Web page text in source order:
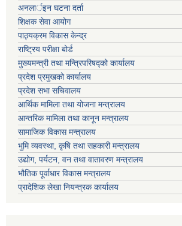
अनलार्इन घटना दर्ता
शिक्षक सेवा आयोग
पाठ्यक्रम विकास केन्द्र
राष्ट्रिय परीक्षा बोर्ड
मुख्यमन्त्री तथा मन्त्रिपरिषद्को कार्यालय
प्रदेश प्रमुखको कार्यालय
प्रदेश सभा सचिवालय
आर्थिक मामिला तथा योजना मन्त्रालय
आन्तरिक मामिला तथा कानून मन्त्रालय
सामाजिक विकास मन्त्रालय
भुमि व्यवस्था, कृषि तथा सहकारी मन्त्रालय
उद्योग, पर्यटन, वन तथा वातावरण मन्त्रालय
भौतिक पूर्वाधार विकास मन्त्रालय
प्रादेशिक लेखा नियन्त्रक कार्यालय